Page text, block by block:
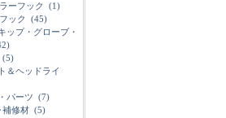
ーフック
(1)
ック
(45)
ップ・グローブ・
(5)
＆ヘッドライ
パーツ (7)
補修材 (5)